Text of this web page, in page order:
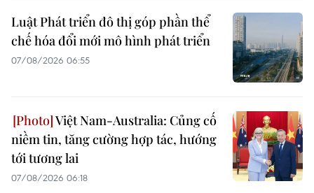
Luật Phát triển đô thị góp phần thể
chế hóa đổi mới mô hình phát triển
07/08/2026 06:55
Việt Nam-Australia: Củng cố
niềm tin, tăng cường hợp tác, hướng
tới tương lai
07/08/2026 06:18